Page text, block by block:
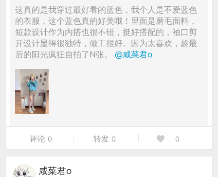
这真的是我穿过最好看的蓝色，我个人是不爱蓝色
的衣服，这个蓝色真的好美哦！里面是磨毛面料，
短款设计作为内搭也很不错，挺好搭配的，袖口剪
开设计显得很独特，做工很好。因为太喜欢，趁最
后的阳光疯狂自拍了N张。@咸菜君o
评论 0 转发 0 0
咸菜君o